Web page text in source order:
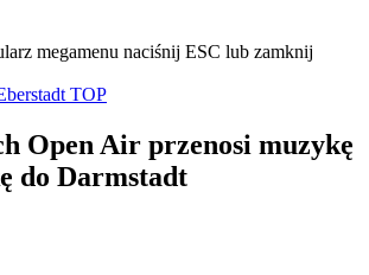
megamenu naciśnij ESC lub zamknij
TOP
Open Air przenosi muzykę
do Darmstadt